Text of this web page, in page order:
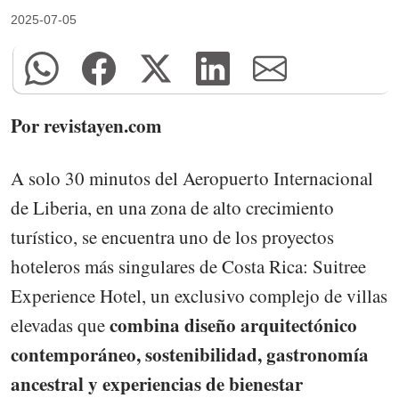
2025-07-05
Por revistayen.com
A solo 30 minutos del Aeropuerto Internacional
de Liberia, en una zona de alto crecimiento
turístico, se encuentra uno de los proyectos
hoteleros más singulares de Costa Rica: Suitree
Experience Hotel, un exclusivo complejo de villas
elevadas quecombina diseño arquitectónico
contemporáneo, sostenibilidad, gastronomía
ancestral y experiencias de bienestar